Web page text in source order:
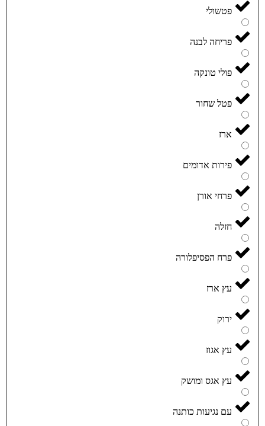
פטשולי
פריחה לבנה
פולי טונקה
פטל שחור
ארז
פירות אדומים
פרחי אורן
חזלה
פרח הפסיפלורה
עץ ארז
ירוק
עץ אגוז
עץ אגס ומושק
עם נגיעות כותנה